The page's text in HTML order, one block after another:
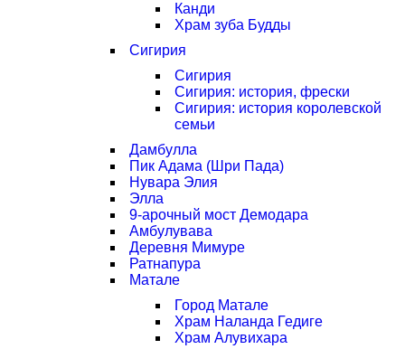
Канди
Храм зуба Будды
Сигирия
Сигирия
Сигирия: история, фрески
Сигирия: история королевской
семьи
Дамбулла
Пик Адама (Шри Пада)
Нувара Элия
Элла
9-арочный мост Демодара
Амбулувава
Деревня Мимуре
Ратнапура
Матале
Город Матале
Храм Наланда Гедиге
Храм Алувихара